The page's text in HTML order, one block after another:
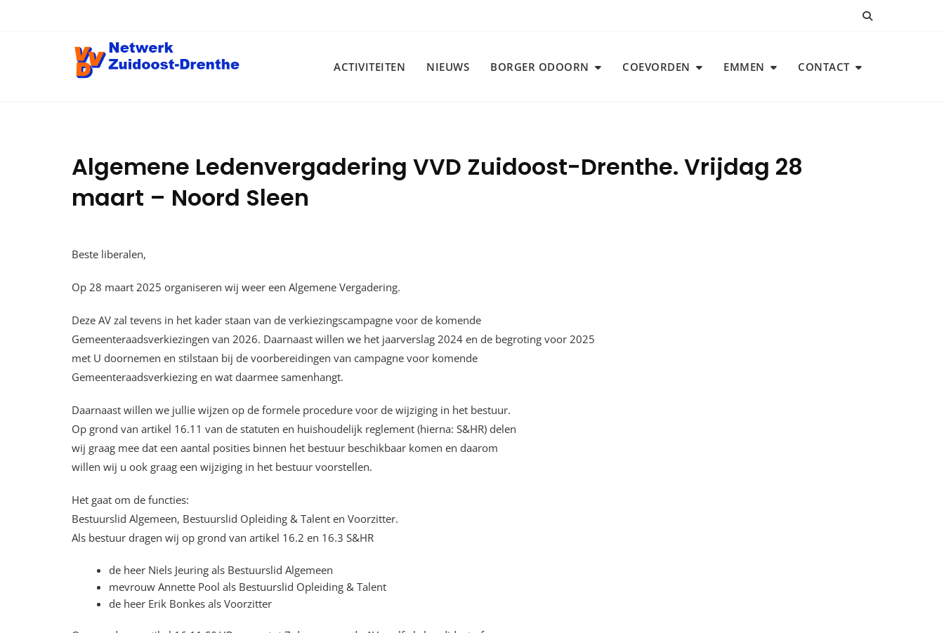
ACTIVITEITEN NIEUWS BORGER ODOORN COEVORDEN EMMEN CONTACT
Algemene Ledenvergadering VVD Zuidoost-Drenthe. Vrijdag 28
maart – Noord Sleen
Beste liberalen,
Op 28 maart 2025 organiseren wij weer een Algemene Vergadering.
Deze AV zal tevens in het kader staan van de verkiezingscampagne voor de komende
Gemeenteraadsverkiezingen van 2026. Daarnaast willen we het jaarverslag 2024 en de begroting voor 2025
met U doornemen en stilstaan bij de voorbereidingen van campagne voor komende
Gemeenteraadsverkiezing en wat daarmee samenhangt.
Daarnaast willen we jullie wijzen op de formele procedure voor de wijziging in het bestuur.
Op grond van artikel 16.11 van de statuten en huishoudelijk reglement (hierna: S&HR) delen
wij graag mee dat een aantal posities binnen het bestuur beschikbaar komen en daarom
willen wij u ook graag een wijziging in het bestuur voorstellen.
Het gaat om de functies:
Bestuurslid Algemeen, Bestuurslid Opleiding & Talent en Voorzitter.
Als bestuur dragen wij op grond van artikel 16.2 en 16.3 S&HR
de heer Niels Jeuring als Bestuurslid Algemeen
mevrouw Annette Pool als Bestuurslid Opleiding & Talent
de heer Erik Bonkes als Voorzitter